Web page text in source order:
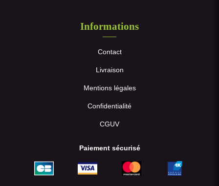
Informations
Contact
Livraison
Mentions légales
Confidentialité
CGUV
Paiement sécurisé